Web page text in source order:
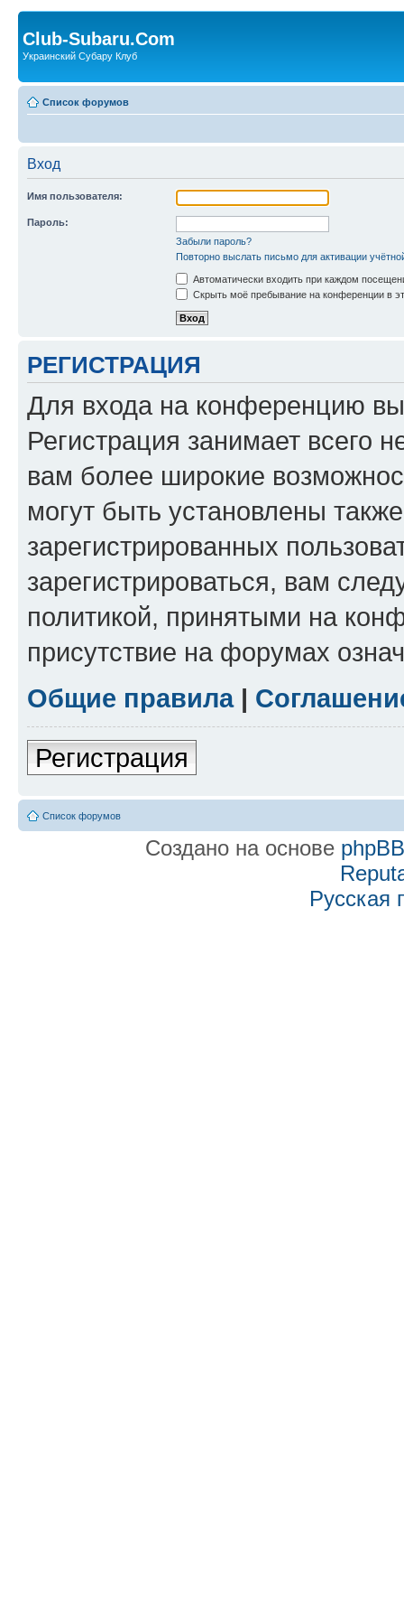
Club-Subaru.Com
Украинский Субару Клуб
Список форумов
Вход
Имя пользователя:
Пароль:
Забыли пароль?
Повторно выслать письмо для активации
Автоматически входить при каждом
Скрыть моё пребывание на конференции в
РЕГИСТРАЦИЯ
Для входа на конференцию
Регистрация занимает всего
вам более широкие
могут быть установлены
зарегистрированных
зарегистрироваться, вам
политикой, принятыми на
присутствие на форумах
Общие правила|
Регистрация
Список форумов
Создано на основе phpBB
Русская